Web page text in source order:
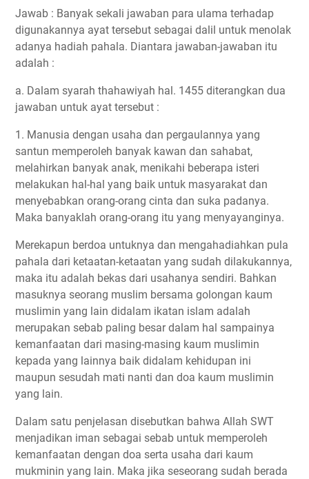
Jawab : Banyak sekali jawaban para ulama terhadap
digunakannya ayat tersebut sebagai dalil untuk menolak
adanya hadiah pahala. Diantara jawaban-jawaban itu
adalah :
a. Dalam syarah thahawiyah hal. 1455 diterangkan dua
jawaban untuk ayat tersebut :
1. Manusia dengan usaha dan pergaulannya yang
santun memperoleh banyak kawan dan sahabat,
melahirkan banyak anak, menikahi beberapa isteri
melakukan hal-hal yang baik untuk masyarakat dan
menyebabkan orang-orang cinta dan suka padanya.
Maka banyaklah orang-orang itu yang menyayanginya.
Merekapun berdoa untuknya dan mengahadiahkan pula
pahala dari ketaatan-ketaatan yang sudah dilakukannya,
maka itu adalah bekas dari usahanya sendiri. Bahkan
masuknya seorang muslim bersama golongan kaum
muslimin yang lain didalam ikatan islam adalah
merupakan sebab paling besar dalam hal sampainya
kemanfaatan dari masing-masing kaum muslimin
kepada yang lainnya baik didalam kehidupan ini
maupun sesudah mati nanti dan doa kaum muslimin
yang lain.
Dalam satu penjelasan disebutkan bahwa Allah SWT
menjadikan iman sebagai sebab untuk memperoleh
kemanfaatan dengan doa serta usaha dari kaum
mukminin yang lain. Maka jika seseorang sudah berada